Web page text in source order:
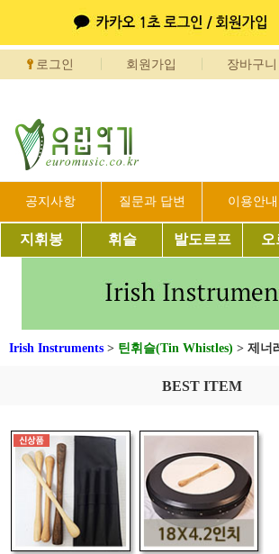
로그인 회원가입 장바구니
공지사항 질문과 답변 이용안내
지휘봉 휘슬 발도르프 오
Irish Instruments > 틴휘슬(Tin Whistles) > 제너
BEST ITEM